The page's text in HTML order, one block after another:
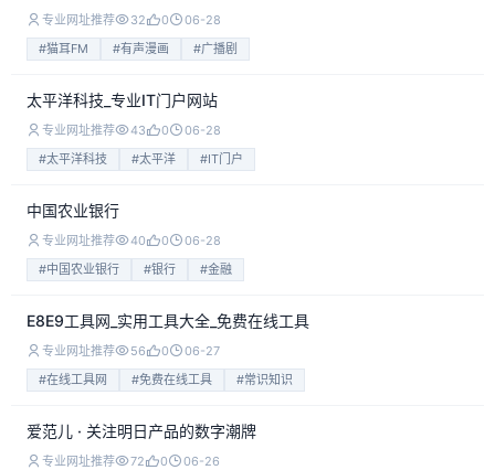
专业网址推荐 32 0
06-28
#猫耳FM
#有声漫画 #广播剧
太平洋科技_专业IT门户网站
专业网址推荐 43 0
06-28
#太平洋科技
#太平洋 #IT门户
中国农业银行
专业网址推荐 40 0
06-28
#中国农业银行
#银行 #金融
E8E9工具网_实用工具大全_免费在线工具
专业网址推荐 56 0
06-27
#在线工具网
#免费在线工具 #常识知识
爱范儿 · 关注明日产品的数字潮牌
专业网址推荐 72 0
06-26